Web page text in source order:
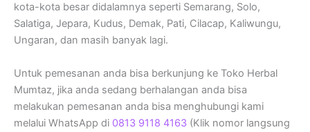
kota-kota besar didalamnya seperti Semarang, Solo,
Salatiga, Jepara, Kudus, Demak, Pati, Cilacap, Kaliwungu,
Ungaran, dan masih banyak lagi.
Untuk pemesanan anda bisa berkunjung ke Toko Herbal
Mumtaz, jika anda sedang berhalangan anda bisa
melakukan pemesanan anda bisa menghubungi kami
melalui WhatsApp di 0813 9118 4163 (Klik nomor langsung